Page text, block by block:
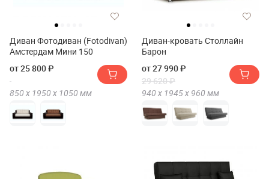
Диван Фотодиван (Fotodivan)
Амстердам Мини 150
от 25 800 ₽
850 х 1950 х 1050 мм
Диван-кровать Столлайн
Барон
от 27 990 ₽
29 620 ₽
940 х 1945 х 960 мм